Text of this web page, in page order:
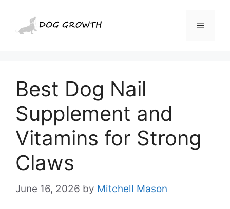
Menu
Best Dog Nail
Supplement and
Vitamins for Strong
Claws
June 16, 2026 by Mitchell Mason